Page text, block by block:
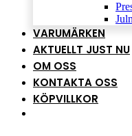
VARUMÄRKEN
AKTUELLT JUST NU
OM OSS
KONTAKTA OSS
KÖPVILLKOR